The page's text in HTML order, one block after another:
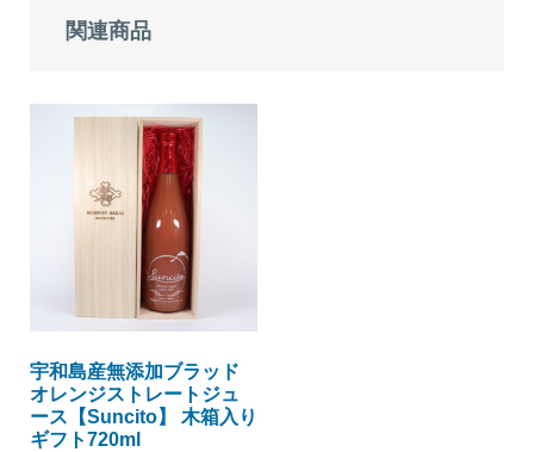
関連商品
宇和島産無添加ブラッド
オレンジストレートジュ
ース【Suncito】 木箱入り
ギフト720ml